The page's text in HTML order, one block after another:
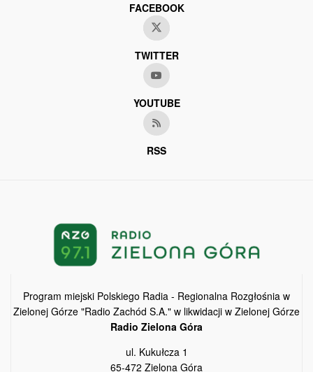
FACEBOOK
TWITTER
YOUTUBE
RSS
Program miejski Polskiego Radia - Regionalna Rozgłośnia w
Zielonej Górze "Radio Zachód S.A." w likwidacji w Zielonej Górze
Radio Zielona Góra
ul. Kukułcza 1
65-472 Zielona Góra